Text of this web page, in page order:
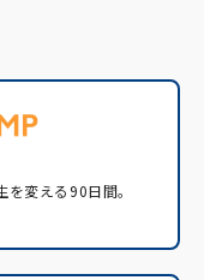
変える90日間。